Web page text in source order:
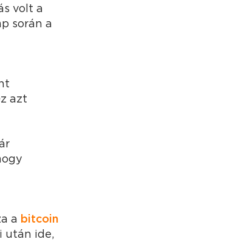
volt a
során a
azt
a bitcoin
után ide,